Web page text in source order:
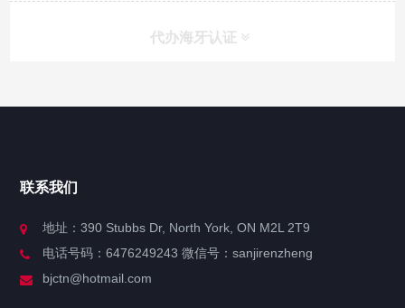
代办海牙认证
服务分类
联系我们
地址：390 Stubbs Dr, North York, ON M2L 2T9
电话号码：6476249243 微信号：sanjirenzheng
bjctn@hotmail.com